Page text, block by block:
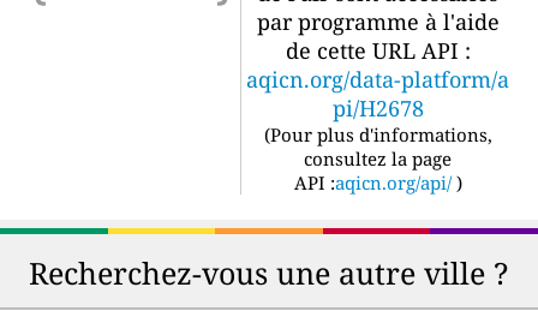
par programme à l'aide
de cette URL API :
aqicn.org/data-platform/a
pi/H2678
(Pour plus d'informations,
consultez la page
API :aqicn.org/api/ )
Recherchez-vous une autre ville ?